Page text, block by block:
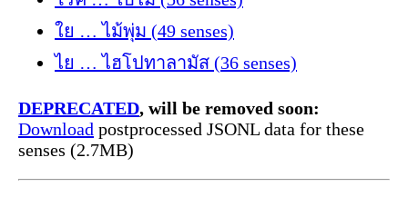
ใย … ไม้พุ่ม (49 senses)
ไย … ไฮโปทาลามัส (36 senses)
DEPRECATED, will be removed soon:
Download postprocessed JSONL data for these
senses (2.7MB)